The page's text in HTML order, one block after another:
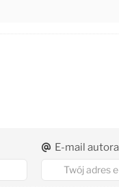
E-mail autora